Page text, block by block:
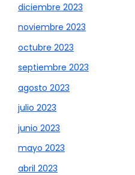
diciembre 2023
noviembre 2023
octubre 2023
septiembre 2023
agosto 2023
julio 2023
junio 2023
mayo 2023
abril 2023